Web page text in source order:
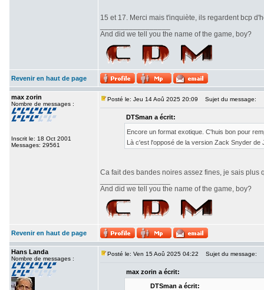
15 et 17. Merci mais t'inquiète, ils regardent bcp
And did we tell you the name of the game, boy?
Revenir en haut de page
max zorin
Nombre de messages :
Inscrit le: 18 Oct 2001
Messages: 29561
Posté le: Jeu 14 Aoû 2025 20:09 Sujet du message:
DTSman a écrit:
Encore un format exotique. C'huis bon pour
Là c'est l'opposé de la version Zack Snyder de
Ca fait des bandes noires assez fines, je sais
And did we tell you the name of the game, boy?
Revenir en haut de page
Hans Landa
Nombre de messages :
Posté le: Ven 15 Aoû 2025 04:22 Sujet du message:
max zorin a écrit:
DTSman a écrit: